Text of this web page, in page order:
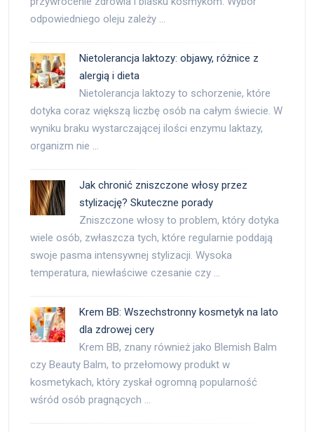
odpowiedniego oleju zależy …
Nietolerancja laktozy: objawy, różnice z
alergią i dieta
Nietolerancja laktozy to schorzenie, które
dotyka coraz większą liczbę osób na całym świecie. W
wyniku braku wystarczającej ilości enzymu laktazy,
organizm nie …
Jak chronić zniszczone włosy przez
stylizację? Skuteczne porady
Zniszczone włosy to problem, który dotyka
wiele osób, zwłaszcza tych, które regularnie poddają
swoje pasma intensywnej stylizacji. Wysoka
temperatura, niewłaściwe czesanie czy …
Krem BB: Wszechstronny kosmetyk na lato
dla zdrowej cery
Krem BB, znany również jako Blemish Balm
czy Beauty Balm, to przełomowy produkt w
kosmetykach, który zyskał ogromną popularność
wśród osób pragnących …